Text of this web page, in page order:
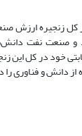
کل زنجیره ارزش
و صنعت نفت
خود در کل این
از دانش و